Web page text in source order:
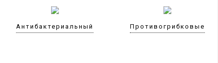
Антибактериальный Противогрибковые